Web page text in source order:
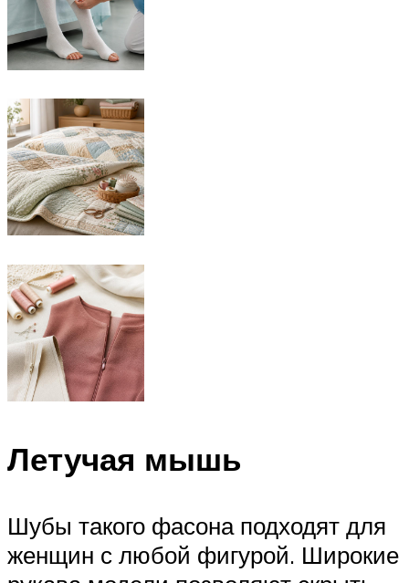
Летучая мышь
Шубы такого фасона подходят для
женщин с любой фигурой. Широкие